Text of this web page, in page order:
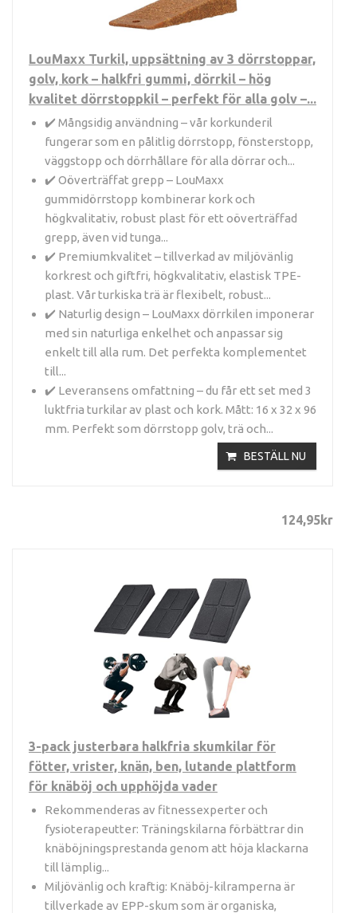
LouMaxx Turkil, uppsättning av 3 dörrstoppar,
golv, kork – halkfri gummi, dörrkil – hög
kvalitet dörrstoppkil – perfekt för alla golv –...
✔️ Mångsidig användning – vår korkunderil
fungerar som en pålitlig dörrstopp, fönsterstopp,
väggstopp och dörrhållare för alla dörrar och...
✔️ Oöverträffat grepp – LouMaxx
gummidörrstopp kombinerar kork och
högkvalitativ, robust plast för ett oöverträffad
grepp, även vid tunga...
✔️ Premiumkvalitet – tillverkad av miljövänlig
korkrest och giftfri, högkvalitativ, elastisk TPE-
plast. Vår turkiska trä är flexibelt, robust...
✔️ Naturlig design – LouMaxx dörrkilen imponerar
med sin naturliga enkelhet och anpassar sig
enkelt till alla rum. Det perfekta komplementet
till...
✔️ Leveransens omfattning – du får ett set med 3
luktfria turkilar av plast och kork. Mått: 16 x 32 x 96
mm. Perfekt som dörrstopp golv, trä och...
BESTÄLL NU
124,95kr
3-pack justerbara halkfria skumkilar för
fötter, vrister, knän, ben, lutande plattform
för knäböj och upphöjda vader
Rekommenderas av fitnessexperter och
fysioterapeutter: Träningskilarna förbättrar din
knäböjningsprestanda genom att höja klackarna
till lämplig...
Miljövänlig och kraftig: Knäböj-kilramperna är
tillverkade av EPP-skum som är organiska,